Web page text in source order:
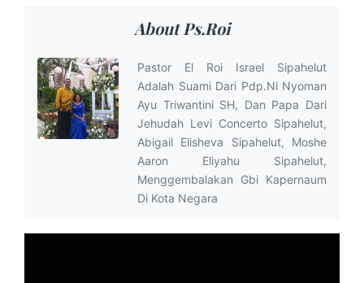
About Ps.Roi
Pastor El Roi Israel Sipahelut
Adalah Suami Dari Pdp.Ni Nyoman
Ayu Triwantini SH, Dan Papa Dari
Jehudah Levi Concerto Sipahelut,
Abigail Elisheva Sipahelut, Moshe
Aaron Eliyahu Sipahelut,
Menggembalakan Gbi Kapernaum
Di Kota Negara